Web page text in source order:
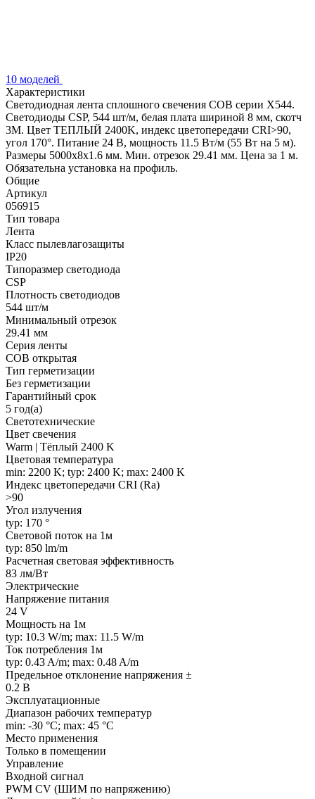
10 моделей
Характеристики
Светодиодная лента сплошного свечения COB серии X544.
Светодиоды CSP, 544 шт/м, белая плата шириной 8 мм, скотч
3M. Цвет ТЕПЛЫЙ 2400K, индекс цветопередачи CRI>90,
угол 170°. Питание 24 В, мощность 11.5 Вт/м (55 Вт на 5 м).
Размеры 5000x8x1.6 мм. Мин. отрезок 29.41 мм. Цена за 1 м.
Обязательна установка на профиль.
Общие
Артикул
056915
Тип товара
Лента
Класс пылевлагозащиты
IP20
Типоразмер светодиода
CSP
Плотность светодиодов
544 шт/м
Минимальный отрезок
29.41 мм
Серия ленты
COB открытая
Тип герметизации
Без герметизации
Гарантийный срок
5 год(а)
Светотехнические
Цвет свечения
Warm | Тёплый 2400 K
Цветовая температура
min: 2200 K; typ: 2400 K; max: 2400 K
Индекс цветопередачи CRI (Ra)
>90
Угол излучения
typ: 170 °
Световой поток на 1м
typ: 850 lm/m
Расчетная световая эффективность
83 лм/Вт
Электрические
Напряжение питания
24 V
Мощность на 1м
typ: 10.3 W/m; max: 11.5 W/m
Ток потребления 1м
typ: 0.43 A/m; max: 0.48 A/m
Предельное отклонение напряжения ±
0.2 В
Эксплуатационные
Диапазон рабочих температур
min: -30 °C; max: 45 °C
Место применения
Только в помещении
Управление
Входной сигнал
PWM СV (ШИМ по напряжению)